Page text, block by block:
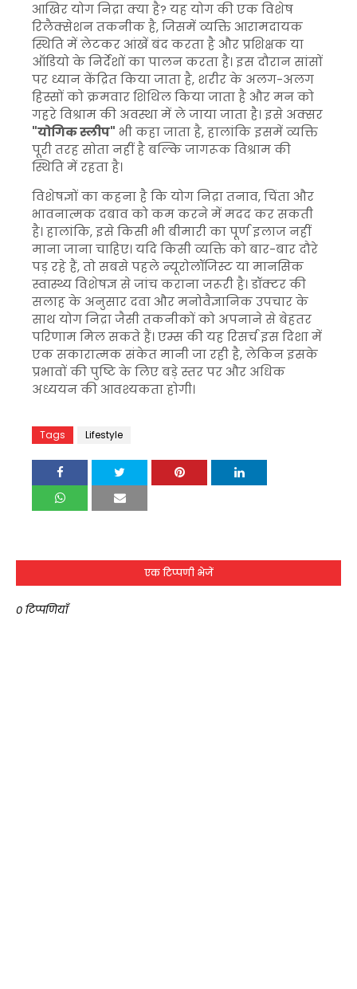
आखिर योग निद्रा क्या है? यह योग की एक विशेष
रिलैक्सेशन तकनीक है, जिसमें व्यक्ति आरामदायक
स्थिति में लेटकर आंखें बंद करता है और प्रशिक्षक या
ऑडियो के निर्देशों का पालन करता है। इस दौरान सांसों
पर ध्यान केंद्रित किया जाता है, शरीर के अलग-अलग
हिस्सों को क्रमवार शिथिल किया जाता है और मन को
गहरे विश्राम की अवस्था में ले जाया जाता है। इसे अक्सर
"योगिक स्लीप" भी कहा जाता है, हालांकि इसमें व्यक्ति
पूरी तरह सोता नहीं है बल्कि जागरूक विश्राम की
स्थिति में रहता है।
विशेषज्ञों का कहना है कि योग निद्रा तनाव, चिंता और
भावनात्मक दबाव को कम करने में मदद कर सकती
है। हालांकि, इसे किसी भी बीमारी का पूर्ण इलाज नहीं
माना जाना चाहिए। यदि किसी व्यक्ति को बार-बार दौरे
पड़ रहे हैं, तो सबसे पहले न्यूरोलॉजिस्ट या मानसिक
स्वास्थ्य विशेषज्ञ से जांच कराना जरूरी है। डॉक्टर की
सलाह के अनुसार दवा और मनोवैज्ञानिक उपचार के
साथ योग निद्रा जैसी तकनीकों को अपनाने से बेहतर
परिणाम मिल सकते हैं। एम्स की यह रिसर्च इस दिशा में
एक सकारात्मक संकेत मानी जा रही है, लेकिन इसके
प्रभावों की पुष्टि के लिए बड़े स्तर पर और अधिक
अध्ययन की आवश्यकता होगी।
Tags Lifestyle
एक टिप्पणी भेजें
0 टिप्पणियाँ